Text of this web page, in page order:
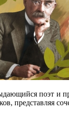
поэт и
представляя